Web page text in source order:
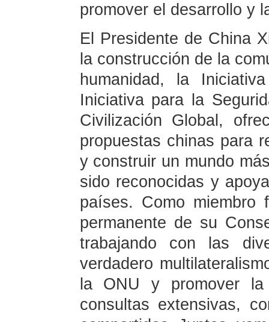
promover el desarrollo y
El Presidente de China
la construcción de la
humanidad, la
Iniciativa para la
Civilización Global,
propuestas chinas para
y construir un mundo
sido reconocidas y
países. Como miembro
permanente de su
trabajando con las
verdadero
la ONU y promover la
consultas extensivas,